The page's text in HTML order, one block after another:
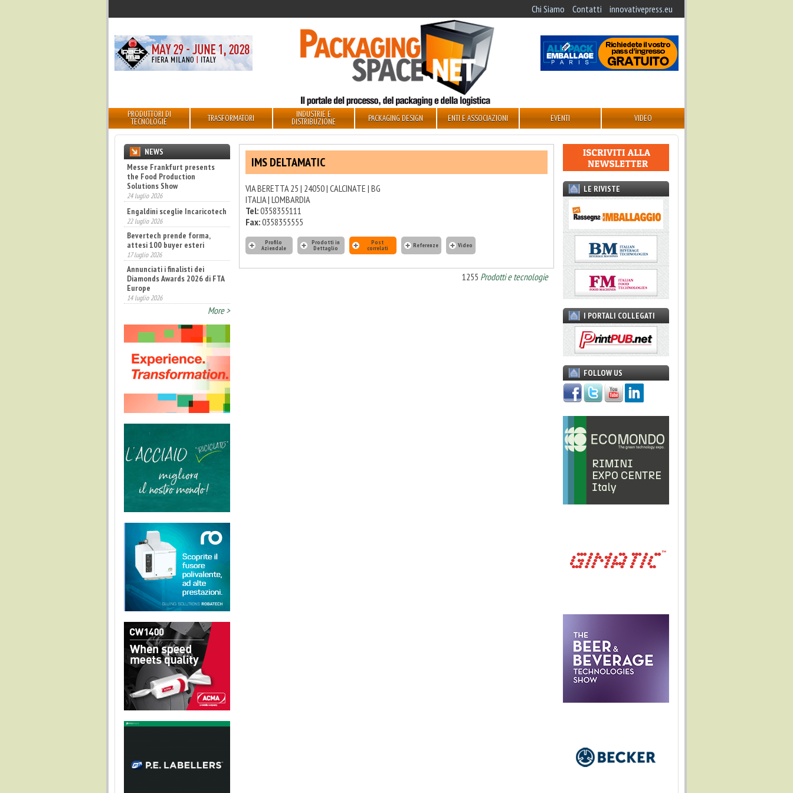
Chi Siamo Contatti innovativepress.eu
PRODUTTORI DI
TECNOLOGIE TRASFORMATORI INDUSTRIE E
DISTRIBUZIONE PACKAGING DESIGN ENTI E ASSOCIAZIONI EVENTI VIDEO
IMS DELTAMATIC
VIA BERETTA 25 | 24050 | CALCINATE | BG
ITALIA | LOMBARDIA
Tel:0358355111
Fax:0358355555
Profilo
Aziendale
Prodotti in
Dettaglio
Post
correlati Referenze Video
1255 Prodotti e tecnologie
NEWS
Messe Frankfurt presents
the Food Production
Solutions Show
24 luglio 2026
Engaldini sceglie Incaricotech
Bevertech prende forma,
attesi 100 buyer esteri
17 luglio 2026
Annunciati i finalisti dei
Diamonds Awards 2026 di FTA
Europe
14 luglio 2026
Fatturato record per
l'industria cosmetica in Italia
More >
LE RIVISTE
I PORTALI COLLEGATI
FOLLOW US